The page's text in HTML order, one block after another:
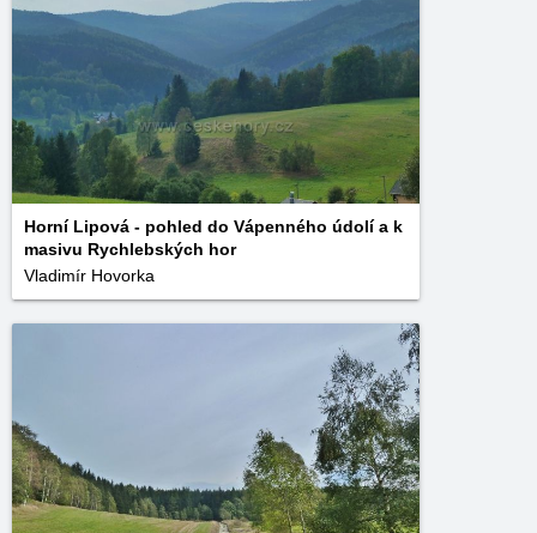
Horní Lipová - pohled do Vápenného údolí a k
masivu Rychlebských hor
Vladimír Hovorka